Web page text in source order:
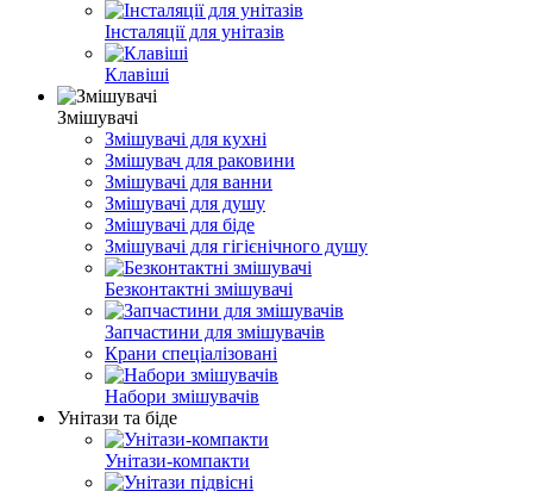
Інсталяції для унітазів
Клавіші
Змішувачі
Змішувачі для кухні
Змішувач для раковини
Змішувачі для ванни
Змішувачі для душу
Змішувачі для біде
Змішувачі для гігієнічного душу
Безконтактні змішувачі
Запчастини для змішувачів
Крани спеціалізовані
Набори змішувачів
Унітази та біде
Унітази-компакти